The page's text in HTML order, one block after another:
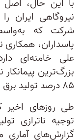
با این حال،
نیروگاهی
شرکت که
پاسداران، همکاری
علی خامنه‌ای
بزرگ‌ترین
۸۵ درصد تولید برق ایران را در اختیار دارد.
طی روزهای اخیر
توجیه ناترازی
گزارش‌های آماری